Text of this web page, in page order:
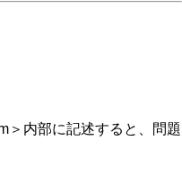
＞内部に記述すると、問題